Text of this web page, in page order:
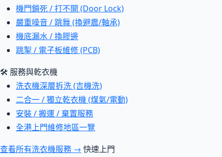
機門鎖死 / 打不開 (Door Lock)
嚴重噪音 / 跳舞 (換避震/軸承)
機底漏水 / 換膠邊
跳掣 / 電子板維修 (PCB)
🛠 服務與乾衣機
洗衣機深層拆洗 (吉機洗)
二合一 / 獨立乾衣機 (煤氣/電動)
安裝 / 搬運 / 棄置服務
全港上門維修地區一覽
查看所有洗衣機服務 → 快速上門